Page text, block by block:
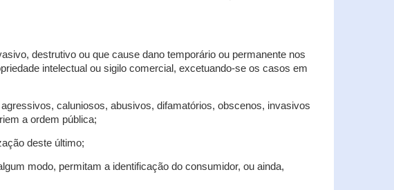
destrutivo ou que cause dano temporário ou permanente nos
intelectual ou sigilo comercial, excetuando-se os casos em
caluniosos, abusivos, difamatórios, obscenos, invasivos
a ordem pública;
deste último;
modo, permitam a identificação do consumidor, ou ainda,